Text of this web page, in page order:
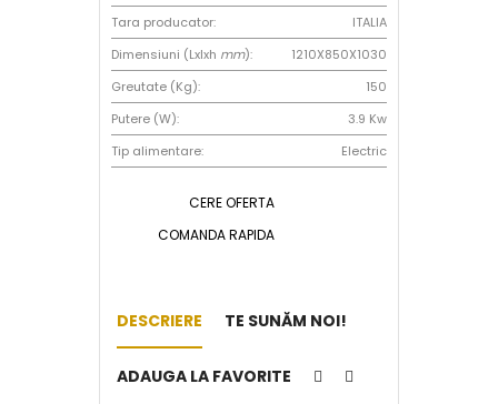
Tara producator:
ITALIA
Dimensiuni (Lxlxh mm):
1210X850X1030
Greutate (Kg):
150
Putere (W):
3.9 Kw
Tip alimentare:
Electric
CERE OFERTA
COMANDA RAPIDA
DESCRIERE TE SUNĂM NOI!
ADAUGA LA FAVORITE